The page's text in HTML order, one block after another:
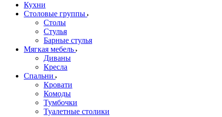
Кухни
Столовые группы
Столы
Стулья
Барные стулья
Мягкая мебель
Диваны
Кресла
Спальни
Кровати
Комоды
Тумбочки
Туалетные столики